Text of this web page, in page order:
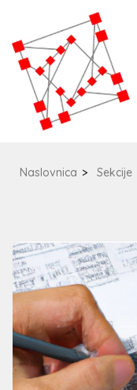
Naslovnica > Sekcije